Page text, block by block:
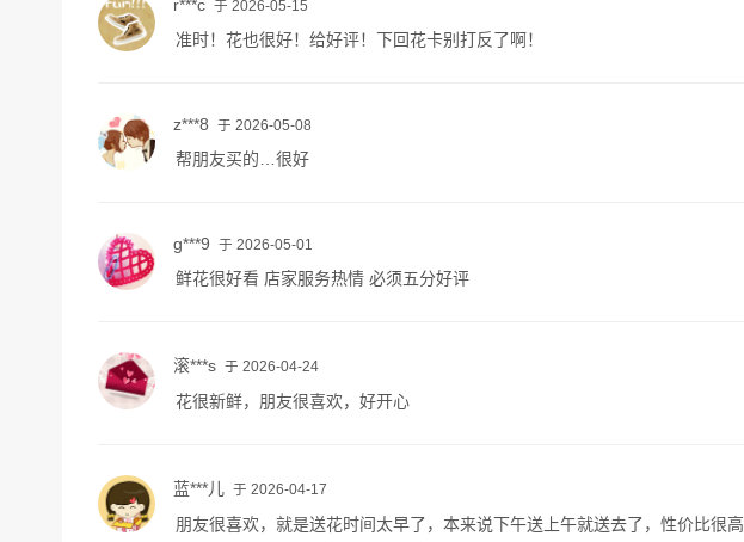
r***c 于 2026-05-15
准时！花也很好！给好评！下回花卡别打反了啊！
z***8 于 2026-05-08
帮朋友买的…很好
g***9 于 2026-05-01
鲜花很好看 店家服务热情 必须五分好评
滚***s 于 2026-04-24
花很新鲜，朋友很喜欢，好开心
蓝***儿 于 2026-04-17
朋友很喜欢，就是送花时间太早了，本来说下午送上午就送去了，性价比很高